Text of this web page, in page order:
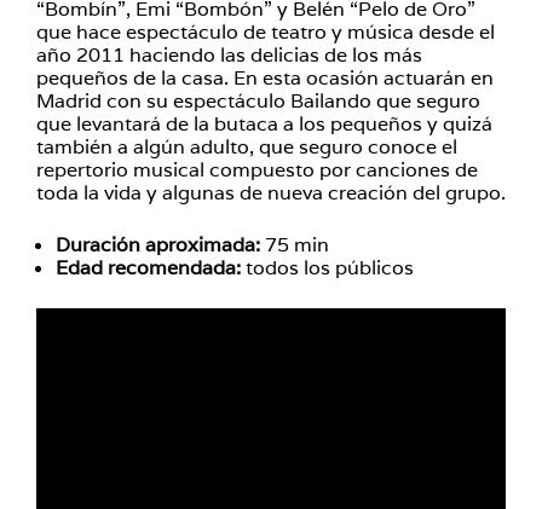
“Bombín”, Emi “Bombón” y Belén “Pelo de Oro”
que hace espectáculo de teatro y música desde el
año 2011 haciendo las delicias de los más
pequeños de la casa. En esta ocasión actuarán en
Madrid con su espectáculo Bailando que seguro
que levantará de la butaca a los pequeños y quizá
también a algún adulto, que seguro conoce el
repertorio musical compuesto por canciones de
toda la vida y algunas de nueva creación del grupo.
Duración aproximada: 75 min
Edad recomendada:todos los públicos